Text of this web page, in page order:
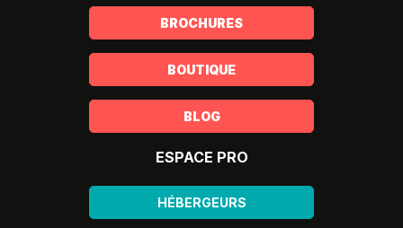
BROCHURES
BOUTIQUE
BLOG
ESPACE PRO
HÉBERGEURS